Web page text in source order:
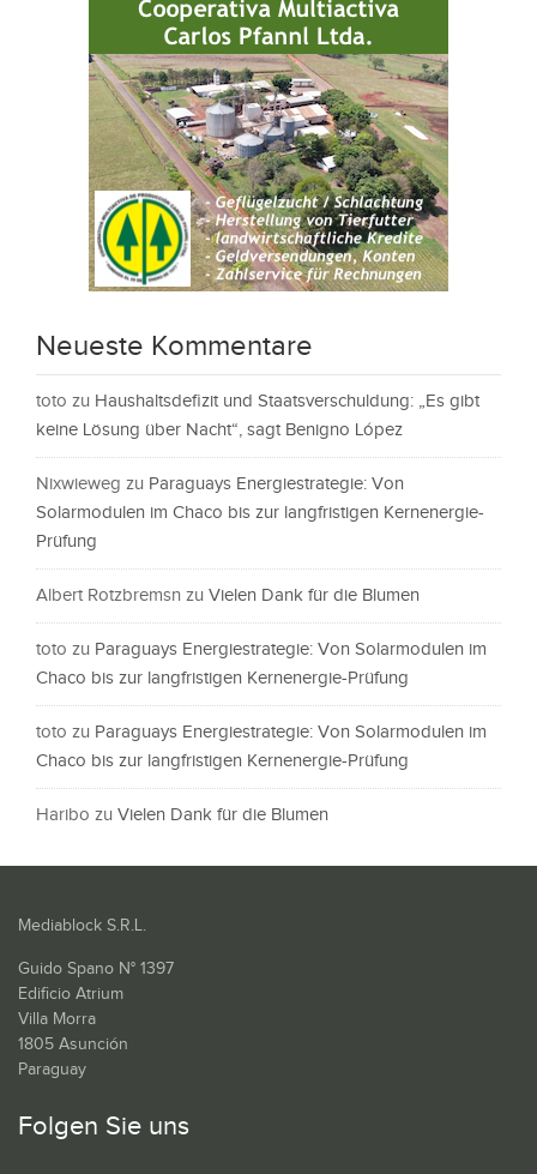
Neueste Kommentare
toto zu Haushaltsdefizit und Staatsverschuldung: „Es gibt
keine Lösung über Nacht“, sagt Benigno López
Nixwieweg zu Paraguays Energiestrategie: Von
Solarmodulen im Chaco bis zur langfristigen Kernenergie-
Prüfung
Albert Rotzbremsn zu Vielen Dank für die Blumen
toto zu Paraguays Energiestrategie: Von Solarmodulen im
Chaco bis zur langfristigen Kernenergie-Prüfung
toto zu Paraguays Energiestrategie: Von Solarmodulen im
Chaco bis zur langfristigen Kernenergie-Prüfung
Haribo zu Vielen Dank für die Blumen
Mediablock S.R.L.
Guido Spano N° 1397
Edificio Atrium
Villa Morra
1805 Asunción
Paraguay
Folgen Sie uns